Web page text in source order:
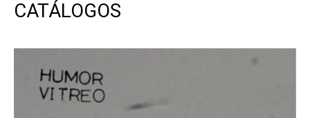
CATÁLOGOS